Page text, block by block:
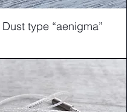
type “aenigma”